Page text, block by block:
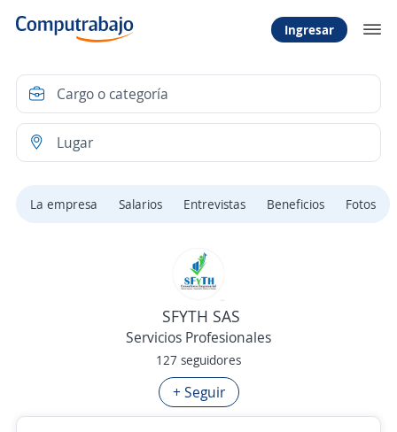
Ingresar
La empresa Salarios Entrevistas Beneficios Fotos
SFYTH SAS
Servicios Profesionales
127 seguidores
+ Seguir